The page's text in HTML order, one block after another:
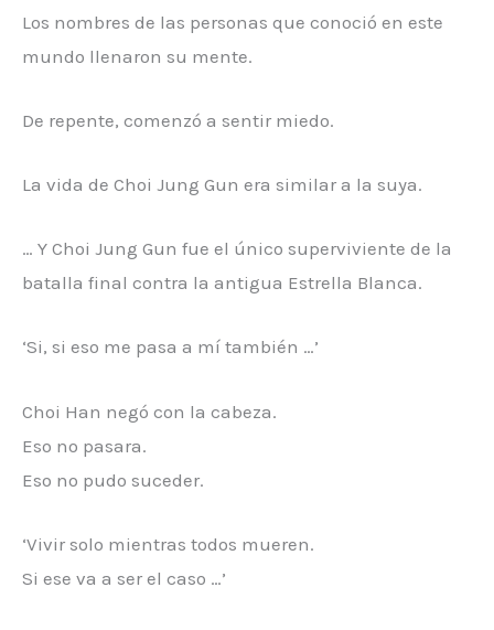
Los nombres de las personas que conoció en este
mundo llenaron su mente.
De repente, comenzó a sentir miedo.
La vida de Choi Jung Gun era similar a la suya.
… Y Choi Jung Gun fue el único superviviente de la
batalla final contra la antigua Estrella Blanca.
‘Si, si eso me pasa a mí también …’
Choi Han negó con la cabeza.
Eso no pasara.
Eso no pudo suceder.
‘Vivir solo mientras todos mueren.
Si ese va a ser el caso …’